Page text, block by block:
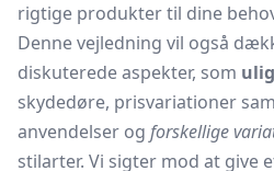
rigtige produkter til dine
Denne vejledning vil også
diskuterede aspekter, som
skydedøre, prisvariationer
anvendelser og forskellige
stilarter. Vi sigter mod at give